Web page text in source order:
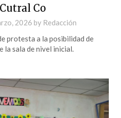
Co
2026 by Redacción
protesta a la posibilidad de
la sala de nivel inicial.